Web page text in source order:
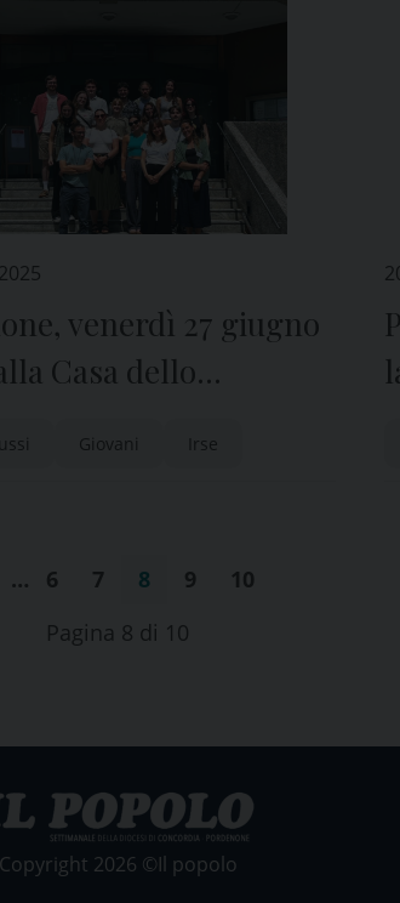
venerdì 27 giugno
Casa dello
Giovani Irse
… 6 7 8 9
10
Pagina 8 di 10
Copyright 2026 ©Il popolo